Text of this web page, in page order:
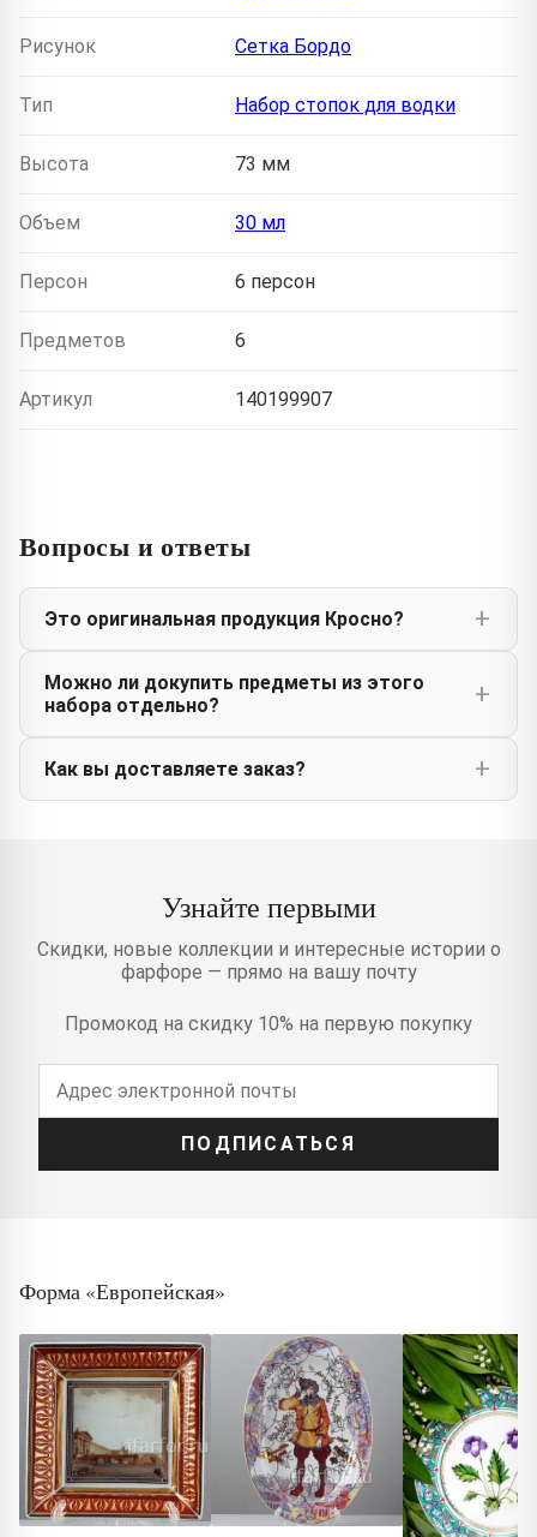
Рисунок Сетка Бордо
Тип Набор стопок для водки
Высота 73 мм
Объем 30 мл
Персон 6 персон
Предметов 6
Артикул 140199907
Вопросы и ответы
Это оригинальная продукция Кросно?
Можно ли докупить предметы из этого
набора отдельно?
Как вы доставляете заказ?
Узнайте первыми
Скидки, новые коллекции и интересные истории о
фарфоре — прямо на вашу почту
Промокод на скидку 10% на первую покупку
ПОДПИСАТЬСЯ
Форма «Европейская»